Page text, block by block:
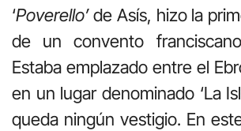
‘Poverello’de Asís, hizo la
de un convento
Estaba emplazado entre el
en un lugar denominado ‘La
queda ningún vestigio. En